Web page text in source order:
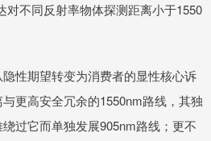
对不同反射率物体探测距离小于1550
性期望转变为消费者的显性核心诉
更高安全冗余的1550nm路线，其独
过它而单独发展905nm路线；更不